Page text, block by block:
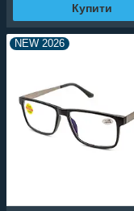
Купити
NEW 2026